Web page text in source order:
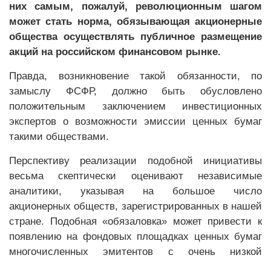
них самым, пожалуй, революционным шагом
может стать норма, обязывающая акционерные
общества осуществлять публичное размещение
акций на российском финансовом рынке.
Правда, возникновение такой обязанности, по
замыслу ФСФР, должно быть обусловлено
положительным заключением инвестиционных
экспертов о возможности эмиссии ценных бумаг
такими обществами.
Перспективу реализации подобной инициативы
весьма скептически оценивают независимые
аналитики, указывая на большое число
акционерных обществ, зарегистрированных в нашей
стране. Подобная «обязаловка» может привести к
появлению на фондовых площадках ценных бумаг
многочисленных эмитентов с очень низкой